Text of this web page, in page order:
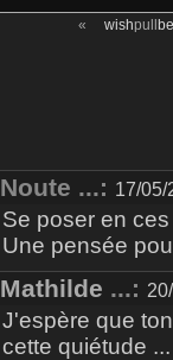
« wishpull
Noute ...: 17/05/
Se poser en
Une pensée
Mathilde ...:
J'espère que
cette quiétude ...